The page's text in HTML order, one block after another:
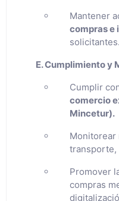
Mantener
compras e
solicitantes.
E. Cumplimiento y
Cumplir
comercio
Mincetur).
Monitorear
transporte,
Promover
compras